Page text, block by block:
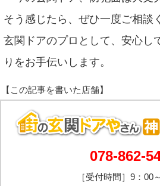
そう感じたら、ぜひ一度ご相談
玄関ドアのプロとして、安心し
りをお手伝いします。
078-862-
［受付時間］9：00